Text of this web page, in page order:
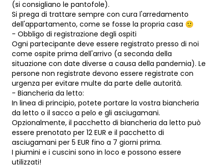
(si consigliano le pantofole).
Si prega di trattare sempre con cura l'arredamento
dell'appartamento, come se fosse la propria casa 🙂
- Obbligo di registrazione degli ospiti
Ogni partecipante deve essere registrato presso di noi
come ospite prima dell'arrivo (a seconda della
situazione con date diverse a causa della pandemia). Le
persone non registrate devono essere registrate con
urgenza per evitare multe da parte delle autorità.
- Biancheria da letto:
In linea di principio, potete portare la vostra biancheria
da letto o il sacco a pelo e gli asciugamani.
Opzionalmente, il pacchetto di biancheria da letto può
essere prenotato per 12 EUR e il pacchetto di
asciugamani per 5 EUR fino a 7 giorni prima.
I piumini e i cuscini sono in loco e possono essere
utilizzati!